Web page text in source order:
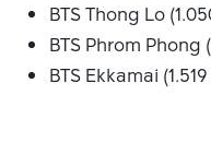
BTS Thong Lo
BTS Phrom Phong
BTS Ekkamai